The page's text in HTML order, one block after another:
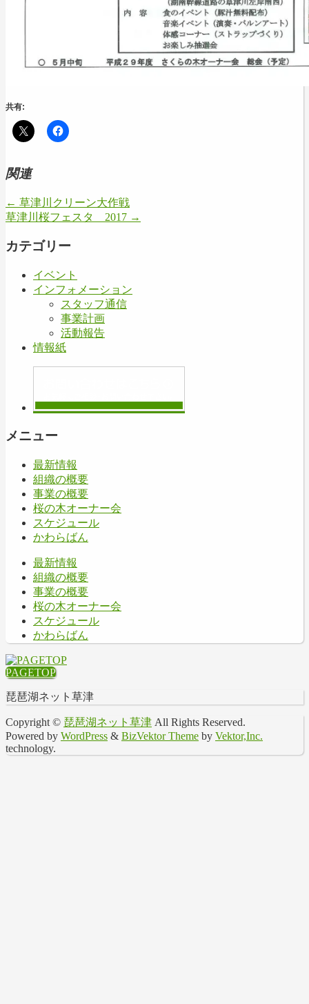
共有:
関連
← 草津川クリーン大作戦
草津川桜フェスタ 2017 →
カテゴリー
イベント
インフォメーション
スタッフ通信
事業計画
活動報告
情報紙
メニュー
最新情報
組織の概要
事業の概要
桜の木オーナー会
スケジュール
かわらばん
最新情報
組織の概要
事業の概要
桜の木オーナー会
スケジュール
かわらばん
PAGETOP
琵琶湖ネット草津
Copyright © 琵琶湖ネット草津 All Rights Reserved.
Powered by WordPress & BizVektor Theme by Vektor,Inc.
technology.